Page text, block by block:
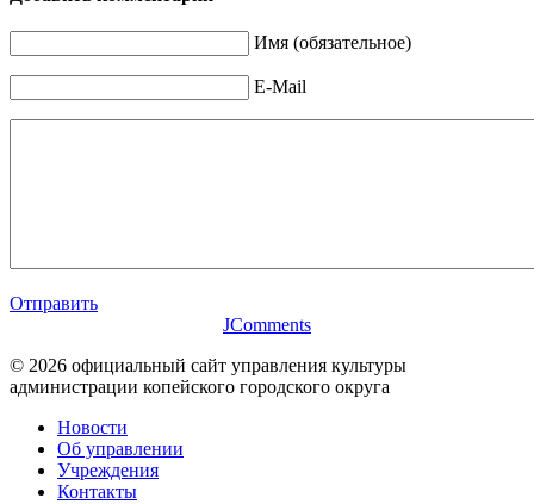
Имя (обязательное)
E-Mail
Отправить
JComments
© 2026 официальный сайт управления культуры
администрации копейского городского округа
Новости
Об управлении
Учреждения
Контакты